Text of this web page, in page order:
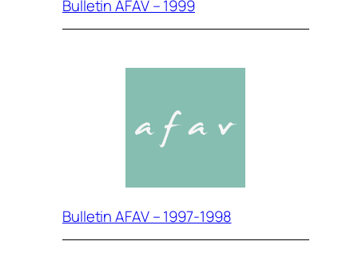
Bulletin AFAV – 1999
Bulletin AFAV – 1997-1998